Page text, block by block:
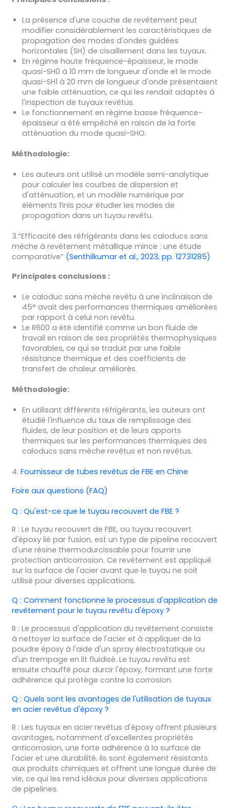
La présence d'une couche de revêtement peut
modifier considérablement les caractéristiques de
propagation des modes d'ondes guidées
horizontales (SH) de cisaillement dans les tuyaux.
En régime haute fréquence-épaisseur, le mode
quasi-SH0 à 10 mm de longueur d'onde et le mode
quasi-SH1 à 20 mm de longueur d'onde présentaient
une faible atténuation, ce qui les rendait adaptés à
l'inspection de tuyaux revêtus.
Le fonctionnement en régime basse fréquence-
épaisseur a été empêché en raison de la forte
atténuation du mode quasi-SHO.
Méthodologie:
Les auteurs ont utilisé un modèle semi-analytique
pour calculer les courbes de dispersion et
d'atténuation, et un modèle numérique par
éléments finis pour étudier les modes de
propagation dans un tuyau revêtu.
3.“Efficacité des réfrigérants dans les caloducs sans
mèche à revêtement métallique mince : une étude
comparative” (Senthilkumar et al., 2023, pp. 12731285)
Principales conclusions :
Le caloduc sans mèche revêtu à une inclinaison de
45° avait des performances thermiques améliorées
par rapport à celui non revêtu.
Le R600 a été identifié comme un bon fluide de
travail en raison de ses propriétés thermophysiques
favorables, ce qui se traduit par une faible
résistance thermique et des coefficients de
transfert de chaleur améliorés.
Méthodologie:
En utilisant différents réfrigérants, les auteurs ont
étudié l'influence du taux de remplissage des
fluides, de leur position et de leurs apports
thermiques sur les performances thermiques des
caloducs sans mèche revêtus et non revêtus.
4. Fournisseur de tubes revêtus de FBE en Chine
Foire aux questions (FAQ)
Q : Qu'est-ce que le tuyau recouvert de FBE ?
R : Le tuyau recouvert de FBE, ou tuyau recouvert
d'époxy lié par fusion, est un type de pipeline recouvert
d'une résine thermodurcissable pour fournir une
protection anticorrosion. Ce revêtement est appliqué
sur la surface de l'acier avant que le tuyau ne soit
utilisé pour diverses applications.
Q : Comment fonctionne le processus d'application de
revêtement pour le tuyau revêtu d'époxy ?
R : Le processus d'application du revêtement consiste
à nettoyer la surface de l'acier et à appliquer de la
poudre époxy à l'aide d'un spray électrostatique ou
d'un trempage en lit fluidisé. Le tuyau revêtu est
ensuite chauffé pour durcir l'époxy, formant une forte
adhérence qui protège contre la corrosion.
Q : Quels sont les avantages de l'utilisation de tuyaux
en acier revêtus d'époxy ?
R : Les tuyaux en acier revêtus d'époxy offrent plusieurs
avantages, notamment d'excellentes propriétés
anticorrosion, une forte adhérence à la surface de
l'acier et une durabilité. Ils sont également résistants
aux produits chimiques et offrent une longue durée de
vie, ce qui les rend idéaux pour diverses applications
de pipelines.